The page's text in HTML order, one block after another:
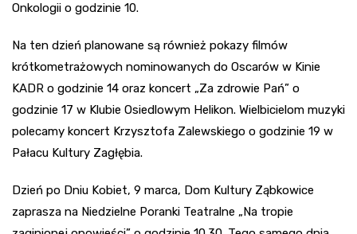
Onkologii o godzinie 10.
Na ten dzień planowane są również pokazy filmów
krótkometrażowych nominowanych do Oscarów w Kinie
KADR o godzinie 14 oraz koncert „Za zdrowie Pań” o
godzinie 17 w Klubie Osiedlowym Helikon. Wielbicielom muzyki
polecamy koncert Krzysztofa Zalewskiego o godzinie 19 w
Pałacu Kultury Zagłębia.
Dzień po Dniu Kobiet, 9 marca, Dom Kultury Ząbkowice
zaprasza na Niedzielne Poranki Teatralne „Na tropie